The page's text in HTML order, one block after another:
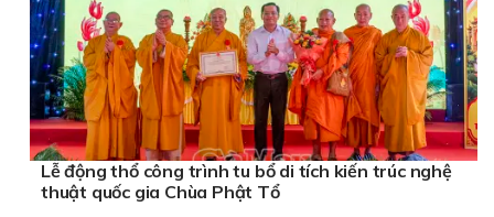
Lễ động thổ công trình tu bổ di tích kiến trúc nghệ
thuật quốc gia Chùa Phật Tổ